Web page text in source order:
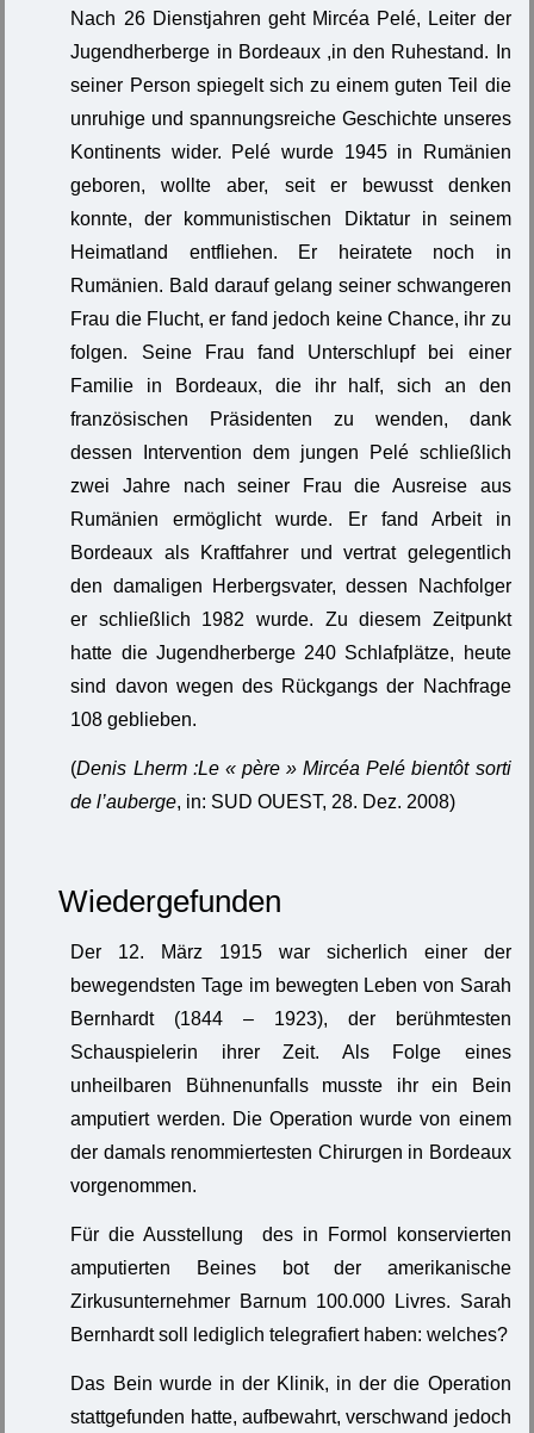
Nach 26 Dienstjahren geht Mircéa Pelé, Leiter der
Jugendherberge in Bordeaux ,in den Ruhestand. In
seiner Person spiegelt sich zu einem guten Teil die
unruhige und spannungsreiche Geschichte unseres
Kontinents wider. Pelé wurde 1945 in Rumänien
geboren, wollte aber, seit er bewusst denken
konnte, der kommunistischen Diktatur in seinem
Heimatland entfliehen. Er heiratete noch in
Rumänien. Bald darauf gelang seiner schwangeren
Frau die Flucht, er fand jedoch keine Chance, ihr zu
folgen. Seine Frau fand Unterschlupf bei einer
Familie in Bordeaux, die ihr half, sich an den
französischen Präsidenten zu wenden, dank
dessen Intervention dem jungen Pelé schließlich
zwei Jahre nach seiner Frau die Ausreise aus
Rumänien ermöglicht wurde. Er fand Arbeit in
Bordeaux als Kraftfahrer und vertrat gelegentlich
den damaligen Herbergsvater, dessen Nachfolger
er schließlich 1982 wurde. Zu diesem Zeitpunkt
hatte die Jugendherberge 240 Schlafplätze, heute
sind davon wegen des Rückgangs der Nachfrage
108 geblieben.
(Denis Lherm :Le « père » Mircéa Pelé bientôt sorti
de l’auberge, in: SUD OUEST, 28. Dez. 2008)
Wiedergefunden
Der 12. März 1915 war sicherlich einer der
bewegendsten Tage im bewegten Leben von Sarah
Bernhardt (1844 – 1923), der berühmtesten
Schauspielerin ihrer Zeit. Als Folge eines
unheilbaren Bühnenunfalls musste ihr ein Bein
amputiert werden. Die Operation wurde von einem
der damals renommiertesten Chirurgen in Bordeaux
vorgenommen.
Für die Ausstellung des in Formol konservierten
amputierten Beines bot der amerikanische
Zirkusunternehmer Barnum 100.000 Livres. Sarah
Bernhardt soll lediglich telegrafiert haben: welches?
Das Bein wurde in der Klinik, in der die Operation
stattgefunden hatte, aufbewahrt, verschwand jedoch